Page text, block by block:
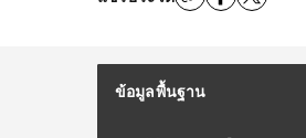
ข้อมูลพื้นฐาน